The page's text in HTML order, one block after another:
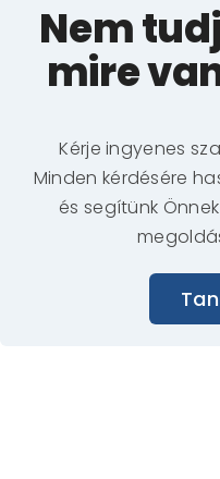
Nem
mire
Kérje ingyenes
Minden kérdésére
és segítünk